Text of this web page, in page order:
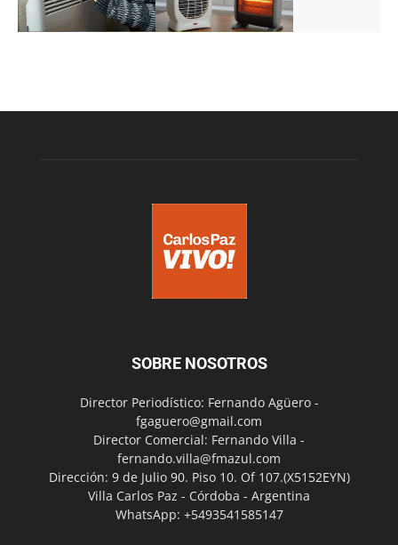
SOBRE NOSOTROS
Director Periodístico: Fernando Agüero -
fgaguero@gmail.com
Director Comercial: Fernando Villa -
fernando.villa@fmazul.com
Dirección: 9 de Julio 90. Piso 10. Of 107.(X5152EYN)
Villa Carlos Paz - Córdoba - Argentina
WhatsApp: +5493541585147